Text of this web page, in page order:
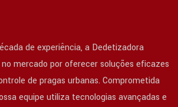
de experiência, a Dedetizadora
mercado por oferecer soluções eficazes
de pragas urbanas. Comprometida
equipe utiliza tecnologias avançadas e